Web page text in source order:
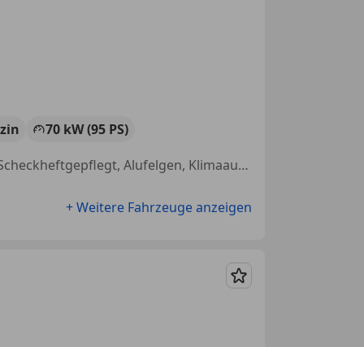
70 kW (95 PS)
Schlüssellose Zentralverriegelung, Regensensor, Nebelscheinwerfer, Scheckheftgepflegt, Alufelgen, Klimaautomatik, Spurhalteassistent, Isofix
+ Weitere Fahrzeuge anzeigen
Merken